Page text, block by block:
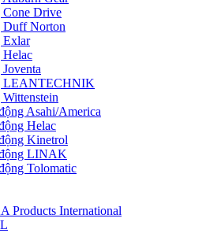
Cone Drive
Duff Norton
Exlar
Helac
LEANTECHNIK
Asahi/America
Helac
Kinetrol
LINAK
Tolomatic
Products International